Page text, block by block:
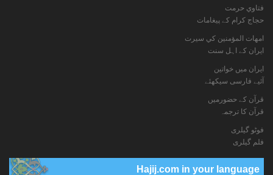
فتاوي حرمت
حجاج کرام کے پیغامات
امهات المؤمنين كي سيرت
ایران کے اہل سنت
ایران میں خواتین
آئیے فارسی سیکھئے
قرآن کے حضورمیں
قرآن کا ترجمہ
فوٹو گيلری
فلم گیلری
Hajij.com in your language